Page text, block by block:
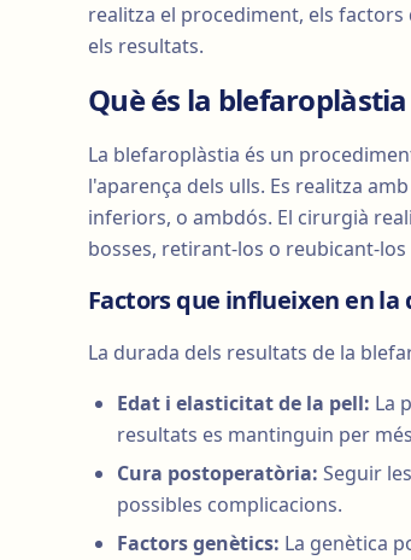
realitza el procediment, els
els resultats.
Què és la
La blefaroplàstia és un
l'aparença dels ulls. Es realitza
inferiors, o ambdós. El cirurgià
bosses, retirant-los o reubicant-
Factors que influeixen en
La durada dels resultats de la
Edat i elasticitat de la pell: La
resultats es mantinguin per
Cura postoperatòria: Seguir
possibles complicacions.
Factors genètics: La genètica